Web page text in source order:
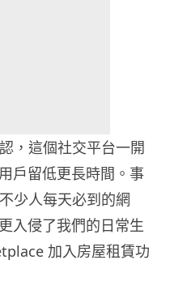
，這個社交平台一開
戶留低更長時間。事
少人每天必到的網
入侵了我們的日常生
加入房屋租賃功